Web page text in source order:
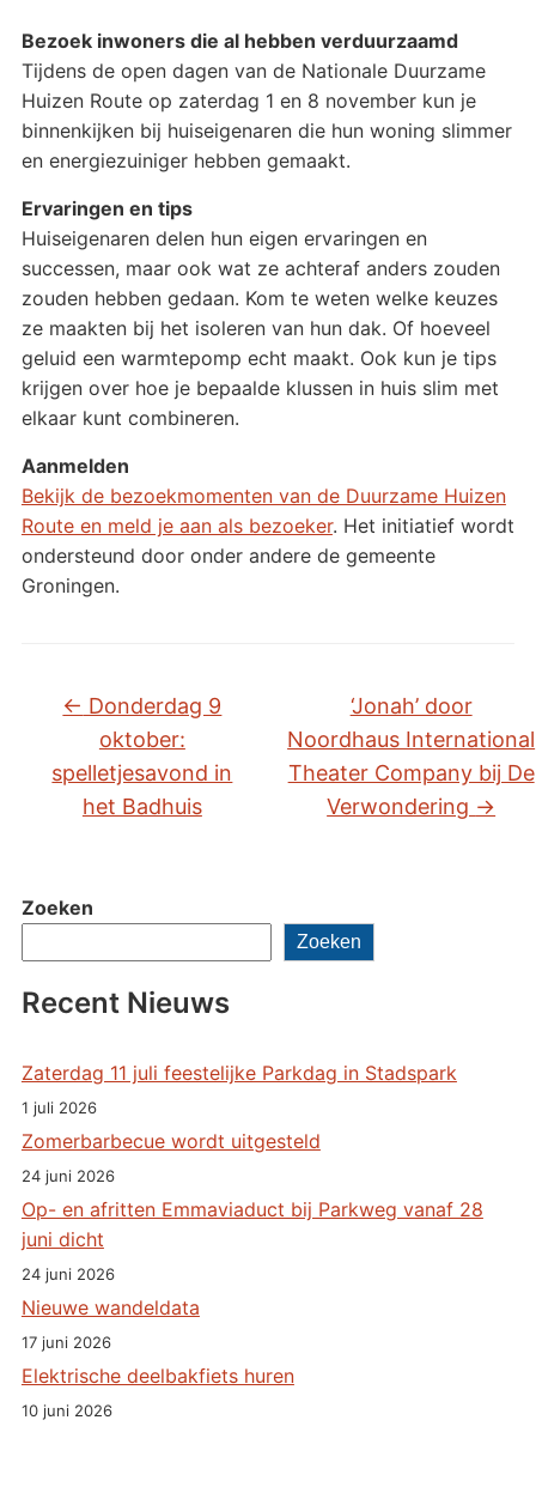
Zoeken
Zoeken
Recent Nieuws
Zaterdag 11 juli feestelijke Parkdag in Stadspark
1 juli 2026
Zomerbarbecue wordt uitgesteld
24 juni 2026
Op- en afritten Emmaviaduct bij Parkweg vanaf 28
juni dicht
24 juni 2026
Nieuwe wandeldata
17 juni 2026
Elektrische deelbakfiets huren
10 juni 2026
Bezoek inwoners die al hebben verduurzaamd
Tijdens de open dagen van de Nationale Duurzame
Huizen Route op zaterdag 1 en 8 november kun je
binnenkijken bij huiseigenaren die hun woning slimmer
en energiezuiniger hebben gemaakt.
Ervaringen en tips
Huiseigenaren delen hun eigen ervaringen en
successen, maar ook wat ze achteraf anders zouden
zouden hebben gedaan. Kom te weten welke keuzes
ze maakten bij het isoleren van hun dak. Of hoeveel
geluid een warmtepomp echt maakt. Ook kun je tips
krijgen over hoe je bepaalde klussen in huis slim met
elkaar kunt combineren.
Aanmelden
Bekijk de bezoekmomenten van de Duurzame Huizen
Route en meld je aan als bezoeker. Het initiatief wordt
ondersteund door onder andere de gemeente
Groningen.
← Donderdag 9
oktober:
spelletjesavond in
het Badhuis
‘Jonah’ door
Noordhaus International
Theater Company bij De
Verwondering →